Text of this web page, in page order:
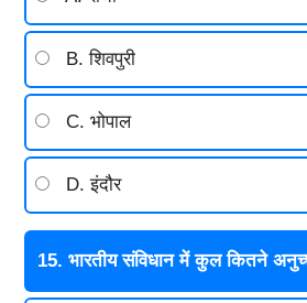
B. शिवपुरी
C. भोपाल
D. इंदौर
15. भारतीय संविधान में कुल कितने